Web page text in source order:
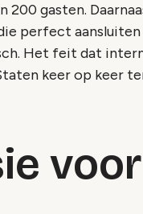
gasten.
perfect aansluiten
Het feit dat
keer op keer
voor